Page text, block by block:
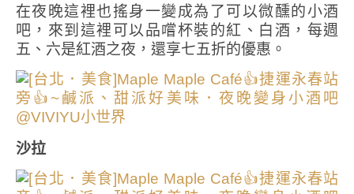
在夜晚這裡也搖身一變成為了可以微醺的小酒
吧，來到這裡可以品嚐杯裝的紅、白酒，每週
五、六是紅酒之夜，還享七五折的優惠。
沙拉